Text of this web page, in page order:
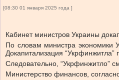
[08:30 01 января 2025 года ]
Кабинет министров Украины
По словам министра экономики
Докапитализация
Следовательно, “Укрфинжитло”
Министерство финансов,